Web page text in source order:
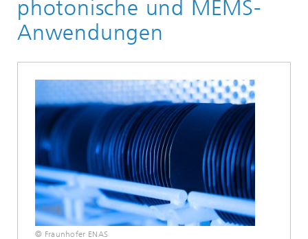
photonische und MEMS-
Anwendungen
© Fraunhofer ENAS